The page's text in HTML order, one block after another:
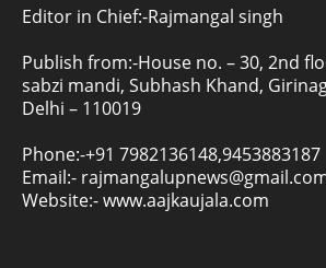
Editor in Chief:-Rajmangal singh
Publish from:-House no. – 30, 2nd
sabzi mandi, Subhash Khand,
Delhi – 110019
Phone:-+91 7982136148,9453883187
Email:-
Website:-www.aajkaujala.com